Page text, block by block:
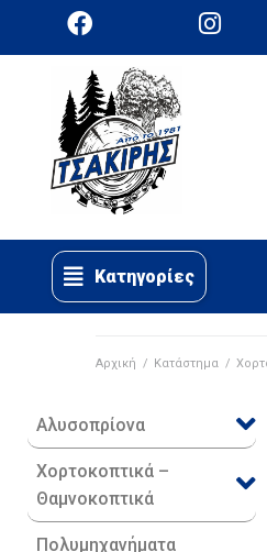
Κατηγορίες
Αρχική / Κατάστημα /
Αλυσοπρίονα
Χορτοκοπτικά –
Θαμνοκοπτικά
Πολυμηχανήματα